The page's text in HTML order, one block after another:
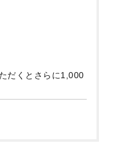
だくとさらに1,000